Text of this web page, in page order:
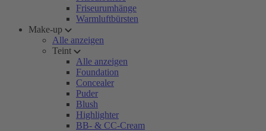
Friseurumhänge
Warmluftbürsten
Make-up
Alle anzeigen
Teint
Alle anzeigen
Foundation
Concealer
Puder
Blush
Highlighter
BB- & CC-Cream